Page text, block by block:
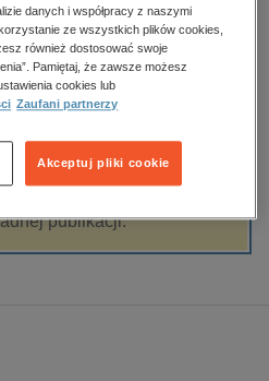
wnętrz
gospodarka
technologie, informatyka
Filtrowanie
publikacji.
danych i współpracy z naszymi
ze wszystkich plików cookies,
również dostosować swoje
Pamiętaj, że zawsze możesz
cookies lub
Zaufani partnerzy
Akceptuj pliki cookie